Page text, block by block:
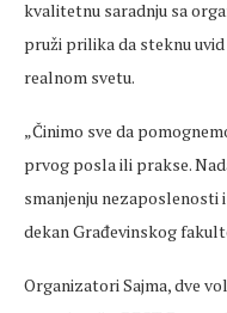
kvalitetnu saradnju sa
pruži prilika da steknu
realnom svetu.
„Činimo sve da
prvog posla ili prakse.
smanjenju nezaposlenosti
dekan Građevinskog
Organizatori Sajma, dve